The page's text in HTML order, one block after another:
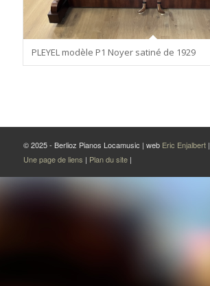
PLEYEL modèle P1 Noyer satiné de 1929
© 2025 - Berlioz Pianos Locamusic | web Eric Enjalbert|
Une page de liens | Plan du site |